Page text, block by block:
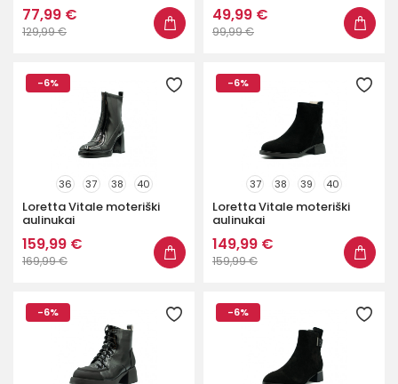
77,99 €
129,99 €
49,99 €
99,99 €
-6%
36 37 38 40
Loretta Vitale moteriški
aulinukai
159,99 €
169,99 €
-6%
37 38 39 40
Loretta Vitale moteriški
aulinukai
149,99 €
159,99 €
-6% -6%